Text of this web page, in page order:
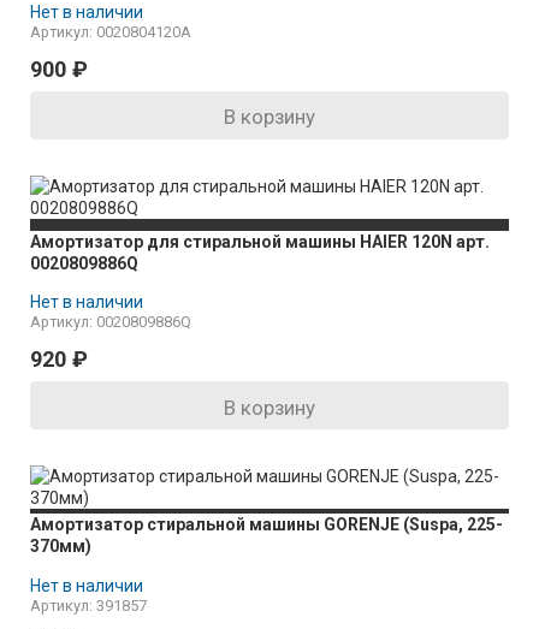
Нет в наличии
Артикул: 0020804120A
900 ₽
В корзину
Амортизатор для стиральной машины HAIER 120N арт.
0020809886Q
Нет в наличии
Артикул: 0020809886Q
920 ₽
В корзину
Амортизатор стиральной машины GORENJE (Suspa, 225-
370мм)
Нет в наличии
Артикул: 391857